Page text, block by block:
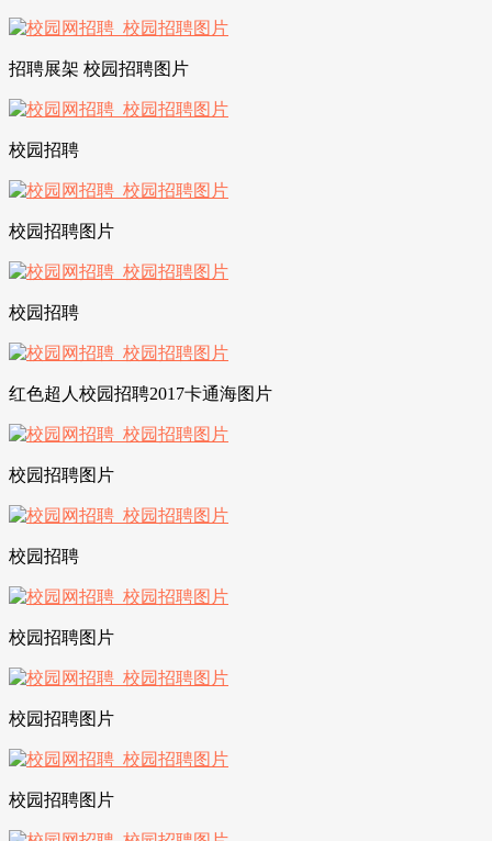
招聘展架 校园招聘图片
校园招聘
校园招聘图片
校园招聘
红色超人校园招聘2017卡通海图片
校园招聘图片
校园招聘
校园招聘图片
校园招聘图片
校园招聘图片